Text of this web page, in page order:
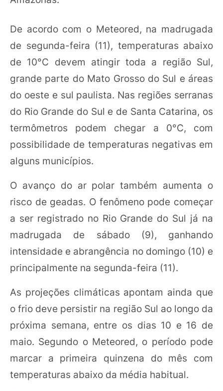
De acordo com o Meteored, na madrugada
de segunda-feira (11), temperaturas abaixo
de 10°C devem atingir toda a região Sul,
grande parte do Mato Grosso do Sul e áreas
do oeste e sul paulista. Nas regiões serranas
do Rio Grande do Sul e de Santa Catarina, os
termômetros podem chegar a 0°C, com
possibilidade de temperaturas negativas em
alguns municípios.
O avanço do ar polar também aumenta o
risco de geadas. O fenômeno pode começar
a ser registrado no Rio Grande do Sul já na
madrugada de sábado (9), ganhando
intensidade e abrangência no domingo (10) e
principalmente na segunda-feira (11).
As projeções climáticas apontam ainda que
o frio deve persistir na região Sul ao longo da
próxima semana, entre os dias 10 e 16 de
maio. Segundo o Meteored, o período pode
marcar a primeira quinzena do mês com
temperaturas abaixo da média habitual.